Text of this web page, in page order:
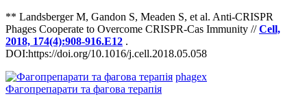
** Landsberger M, Gandon S, Meaden S, et al. Anti-CRISPR
Phages Cooperate to Overcome CRISPR-Cas Immunity //Cell,
2018, 174(4):908-916.E12 .
DOI:https://doi.org/10.1016/j.cell.2018.05.058
phagex
Фагопрепарати та фагова терапія